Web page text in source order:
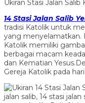
Ukiran Stasi Jalan Salib
14 Stasi Jalan Salib
tradisi Katolik untuk
yang menyelamatkan.
Katolik memiliki
berbagai macam
dan Kematian
Gereja Katolik pada